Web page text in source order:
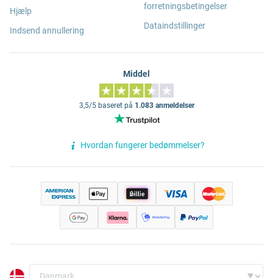
Hjælp
Indsend annullering
forretningsbetingelser
Dataindstillinger
Middel
3,5/5 baseret på 1.083 anmeldelser
Hvordan fungerer bedømmelser?